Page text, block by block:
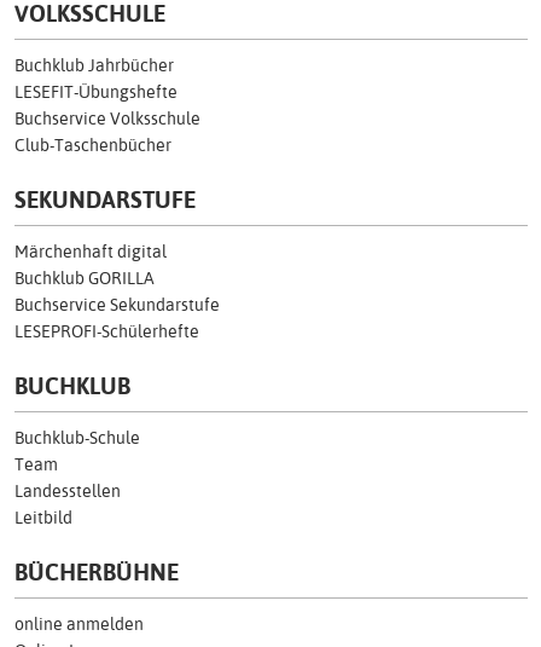
VOLKSSCHULE
Buchklub Jahrbücher
LESEFIT-Übungshefte
Buchservice Volksschule
Club-Taschenbücher
SEKUNDARSTUFE
Märchenhaft digital
Buchklub GORILLA
Buchservice Sekundarstufe
LESEPROFI-Schülerhefte
BUCHKLUB
Buchklub-Schule
Team
Landesstellen
Leitbild
BÜCHERBÜHNE
online anmelden